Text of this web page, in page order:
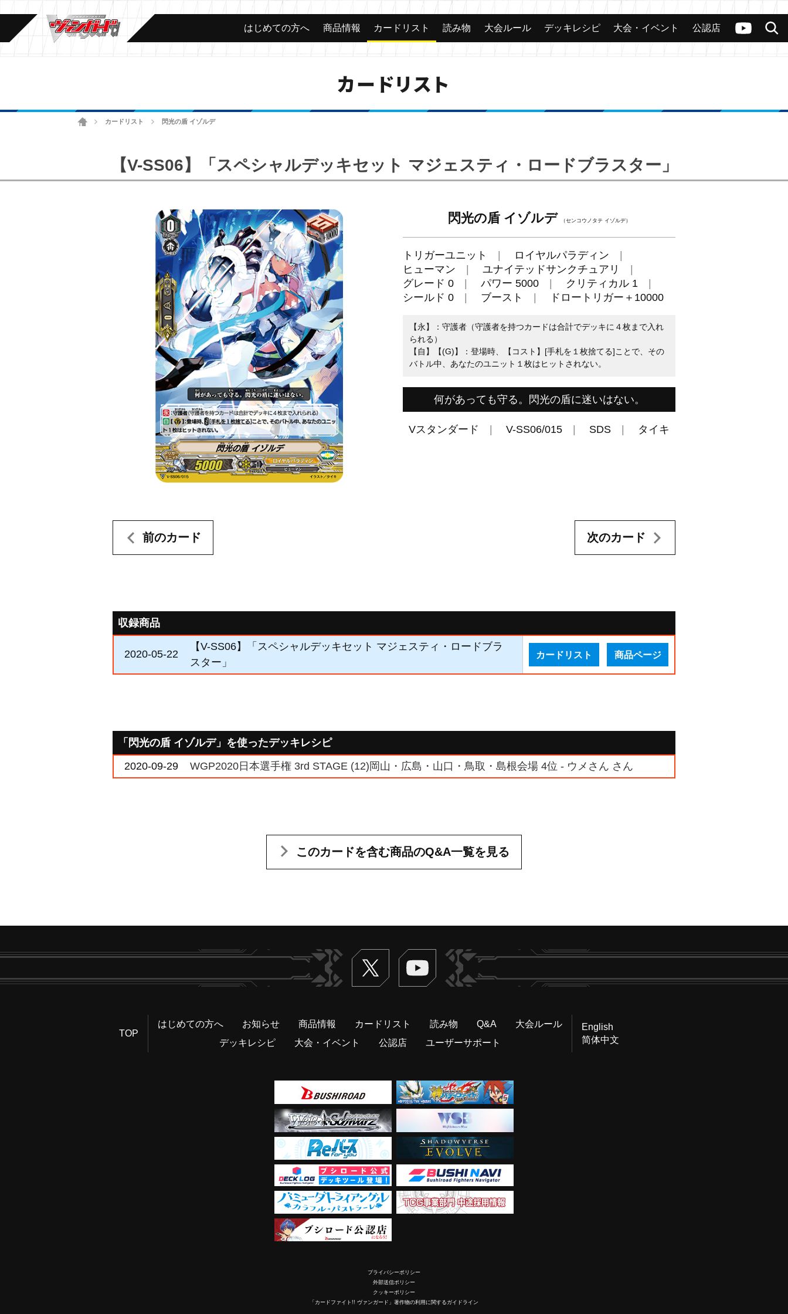
ヴァンガードch
検索
カード 大会 公認店舗 その他
はじめての方へ 商品情報 カードリスト 読み物 大会ルール デッキレシピ 大会・イベント 公認店
カードリスト
ホームカードリスト 閃光の盾 イゾルデ
【V-SS06】「スペシャルデッキセット マジェスティ・ロードブラスター」
閃光の盾 イゾルデ （センコウノタテ イゾルデ）
トリガーユニット
ロイヤルパラディン
ヒューマン
ユナイテッドサンクチュアリ
グレード 0
パワー 5000
クリティカル 1
シールド 0
ブースト ドロートリガー＋10000
【永】：守護者（守護者を持つカードは合計でデッキに４枚まで入れ
られる）
【自】【(G)】：登場時、【コスト】[手札を１枚捨てる]ことで、その
バトル中、あなたのユニット１枚はヒットされない。
何があっても守る。閃光の盾に迷いはない。
Vスタンダード V-SS06/015 SDS タイキ
前のカード 次のカード
収録商品
2020-05-22
【V-SS06】「スペシャルデッキセット マジェスティ・ロードブラ
スター」
カードリスト 商品ページ
「閃光の盾 イゾルデ」を使ったデッキレシピ
2020-09-29
WGP2020日本選手権 3rd STAGE (12)岡山・広島・山口・鳥取・島根会場 4位 - ウメさん さん
このカードを含む商品のQ&A一覧を見る
Twitter ヴァンガードch
TOP
はじめての方へ お知らせ 商品情報 カードリスト 読み物 Q&A
大会ルール
デッキレシピ
大会・イベント 公認店 ユーザーサポート
English
简体中文
プライバシーポリシー
外部送信ポリシー
クッキーポリシー
「カードファイト!! ヴァンガード」著作物の利用に関するガイドライン